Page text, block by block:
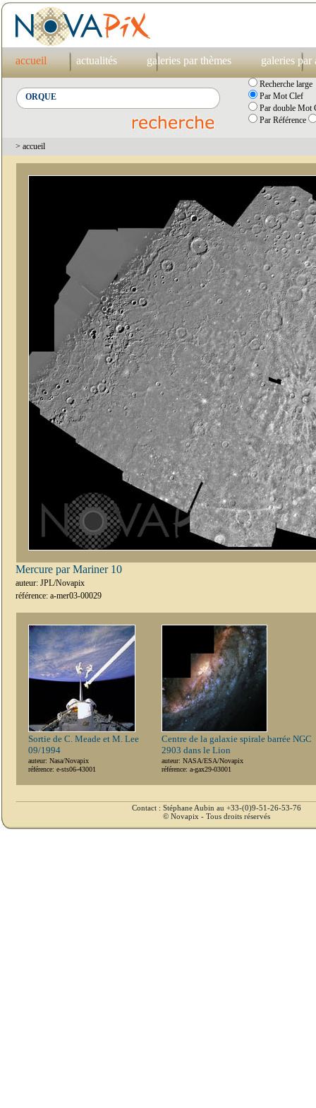
accueil actualités galeries par thèmes galeries par
Recherche large
Par Mot Clef
Par double Mot
Par Référence
> accueil
Mercure par Mariner 10
auteur: JPL/Novapix
référence: a-mer03-00029
Sortie de C. Meade et M. Lee
09/1994
auteur: Nasa/Novapix
référence: e-sts06-43001
Centre de la galaxie spirale barrée NGC
2903 dans le Lion
auteur: NASA/ESA/Novapix
référence: a-gax29-03001
Contact : Stéphane Aubin au +33-(0)9-51-26-53-76
© Novapix - Tous droits réservés